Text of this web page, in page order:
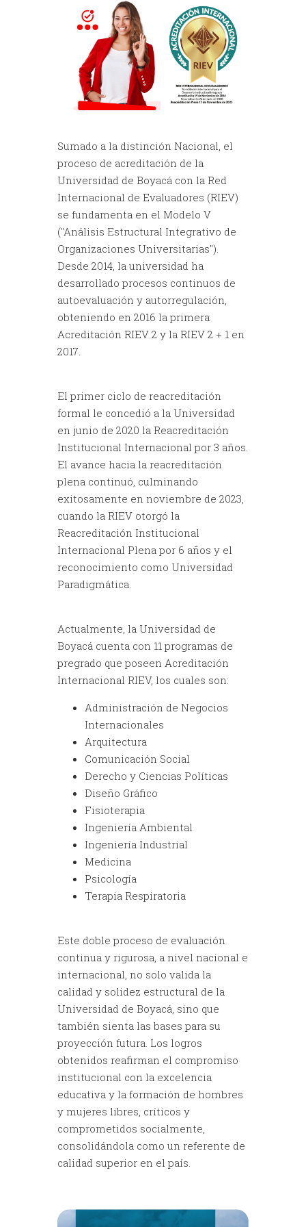
Sumado a la distinción Nacional, el
proceso de acreditación de la
Universidad de Boyacá con la Red
Internacional de Evaluadores (RIEV)
se fundamenta en el Modelo V
("Análisis Estructural Integrativo de
Organizaciones Universitarias").
Desde 2014, la universidad ha
desarrollado procesos continuos de
autoevaluación y autorregulación,
obteniendo en 2016 la primera
Acreditación RIEV 2 y la RIEV 2 + 1 en
2017.
El primer ciclo de reacreditación
formal le concedió a la Universidad
en junio de 2020 la Reacreditación
Institucional Internacional por 3 años.
El avance hacia la reacreditación
plena continuó, culminando
exitosamente en noviembre de 2023,
cuando la RIEV otorgó la
Reacreditación Institucional
Internacional Plena por 6 años y el
reconocimiento como Universidad
Paradigmática.
Actualmente, la Universidad de
Boyacá cuenta con 11 programas de
pregrado que poseen Acreditación
Internacional RIEV, los cuales son:
Administración de Negocios
Internacionales
Arquitectura
Comunicación Social
Derecho y Ciencias Políticas
Diseño Gráfico
Fisioterapia
Ingeniería Ambiental
Ingeniería Industrial
Medicina
Psicología
Terapia Respiratoria
Este doble proceso de evaluación
continua y rigurosa, a nivel nacional e
internacional, no solo valida la
calidad y solidez estructural de la
Universidad de Boyacá, sino que
también sienta las bases para su
proyección futura. Los logros
obtenidos reafirman el compromiso
institucional con la excelencia
educativa y la formación de hombres
y mujeres libres, críticos y
comprometidos socialmente,
consolidándola como un referente de
calidad superior en el país.